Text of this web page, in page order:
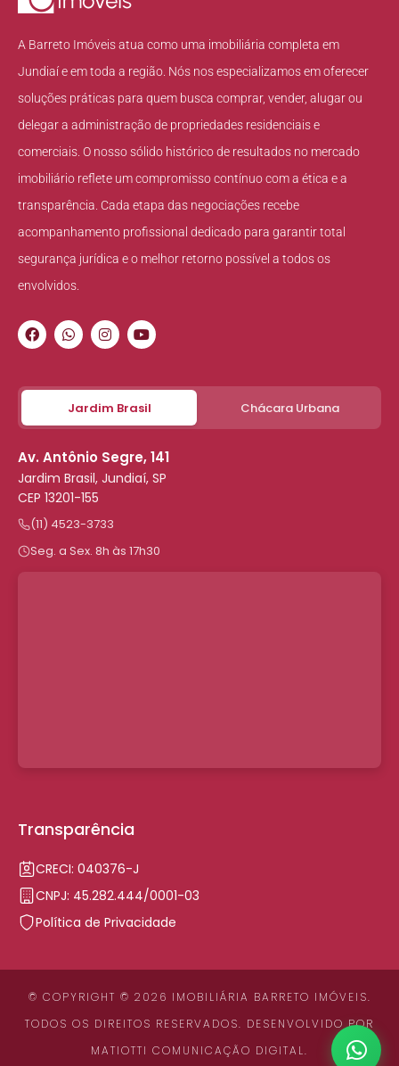
A Barreto Imóveis atua como uma imobiliária completa em
Jundiaí e em toda a região. Nós nos especializamos em oferecer
soluções práticas para quem busca comprar, vender, alugar ou
delegar a administração de propriedades residenciais e
comerciais. O nosso sólido histórico de resultados no mercado
imobiliário reflete um compromisso contínuo com a ética e a
transparência. Cada etapa das negociações recebe
acompanhamento profissional dedicado para garantir total
segurança jurídica e o melhor retorno possível a todos os
envolvidos.
Jardim Brasil Chácara Urbana
Av. Antônio Segre, 141
Jardim Brasil, Jundiaí, SP
CEP 13201-155
(11) 4523-3733
Seg. a Sex. 8h às 17h30
Transparência
CRECI: 040376-J
CNPJ: 45.282.444/0001-03
Política de Privacidade
© COPYRIGHT © 2026 IMOBILIÁRIA BARRETO IMÓVEIS.
TODOS OS DIREITOS RESERVADOS. DESENVOLVIDO POR
MATIOTTI COMUNICAÇÃO DIGITAL.